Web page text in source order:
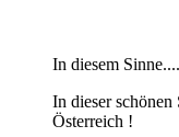
In diesem
In dieser
Österreich !